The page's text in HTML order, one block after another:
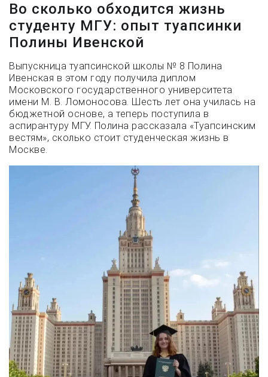
Во сколько обходится жизнь
студенту МГУ: опыт туапсинки
Полины Ивенской
Выпускница туапсинской школы № 8 Полина
Ивенская в этом году получила диплом
Московского государственного университета
имени М. В. Ломоносова. Шесть лет она училась на
бюджетной основе, а теперь поступила в
аспирантуру МГУ. Полина рассказала «Туапсинским
вестям», сколько стоит студенческая жизнь в
Москве.